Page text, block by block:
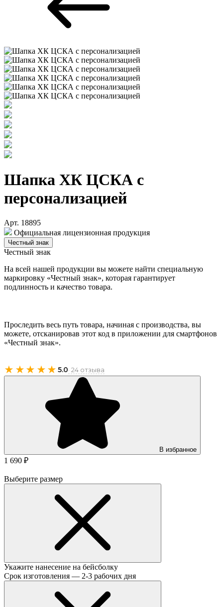
Шапка ХК ЦСКА с
персонализацией
Арт. 18895
Официальная лицензионная продукция
Честный знак
Честный знак
На всей нашей продукции вы можете найти специальную
маркировку «Честный знак», которая гарантирует
подлинность и качество товара.
Проследить весь путь товара, начиная с производства, вы
можете, отсканировав этот код в приложении для смартфонов
«Честный знак».
★★★★★ 5.0· 24 отзыва
В избранное
1 690 ₽
Выберите размер
Укажите нанесение на бейсболку
Срок изготовления — 2-3 рабочих дня